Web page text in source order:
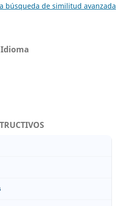
búsqueda de similitud avanzada
Idioma